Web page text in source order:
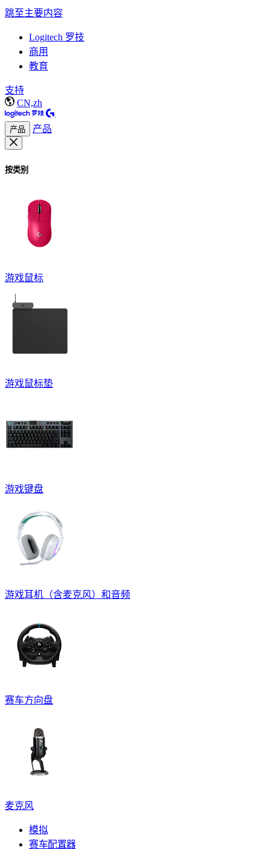
跳至主要内容
Logitech 罗技
商用
教育
支持
CN,zh
产品 产品
按类别
游戏鼠标
游戏鼠标垫
游戏键盘
游戏耳机（含麦克风）和音频
赛车方向盘
麦克风
模拟
赛车配置器